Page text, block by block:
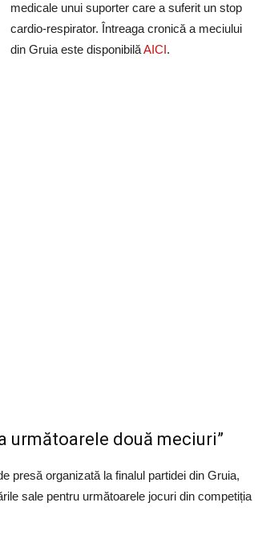
medicale unui suporter care a suferit un stop
cardio-respirator. Întreaga cronică a meciului
din Gruia este disponibilăAICI.
următoarele două meciuri”
presă organizată la finalul partidei din Gruia,
sale pentru următoarele jocuri din competiția